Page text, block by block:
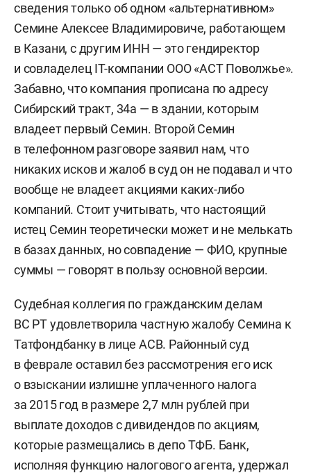
сведения только об одном «альтернативном»
Семине Алексее Владимировиче, работающем
в Казани, с другим ИНН — это гендиректор
и совладелец IT-компании ООО «АСТ Поволжье».
Забавно, что компания прописана по адресу
Сибирский тракт, 34а — в здании, которым
владеет первый Семин. Второй Семин
в телефонном разговоре заявил нам, что
никаких исков и жалоб в суд он не подавал и что
вообще не владеет акциями каких-либо
компаний. Стоит учитывать, что настоящий
истец Семин теоретически может и не мелькать
в базах данных, но совпадение — ФИО, крупные
суммы — говорят в пользу основной версии.
Судебная коллегия по гражданским делам
ВС РТ удовлетворила частную жалобу Семина к
Татфондбанку в лице АСВ. Районный суд
в феврале оставил без рассмотрения его иск
о взыскании излишне уплаченного налога
за 2015 год в размере 2,7 млн рублей при
выплате доходов с дивидендов по акциям,
которые размещались в депо ТФБ. Банк,
исполняя функцию налогового агента, удержал